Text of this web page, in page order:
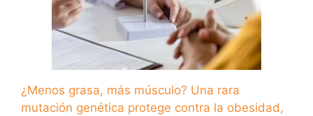
¿Menos grasa, más músculo? Una rara
mutación genética protege contra la obesidad,